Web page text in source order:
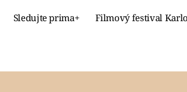
Sledujte prima+ Filmový festival